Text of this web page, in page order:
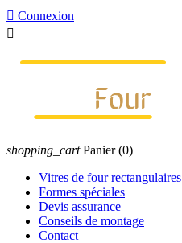
 Connexion

shopping_cart Panier (0)
Vitres de four rectangulaires
Formes spéciales
Devis assurance
Conseils de montage
Contact